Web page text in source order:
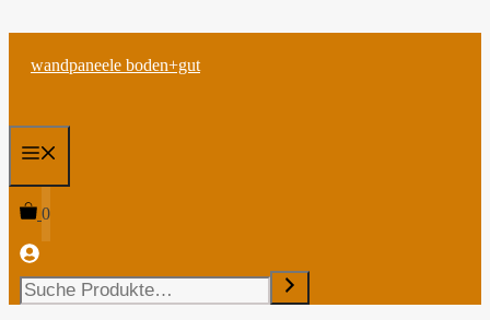
Inhalt
wandpaneele boden+gut
0
Suchen